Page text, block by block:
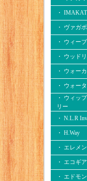
・
・ ヴァガ
・ ウィー
・ ウッド
・ ウォー
・ ウォー
・ ウィッ
リー
・ N.L.R
・ H.Way
・ エレメ
・ エコギア
・ エドモン